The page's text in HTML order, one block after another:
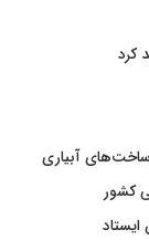
آبیاری
کشور